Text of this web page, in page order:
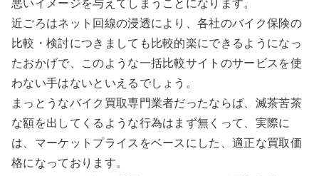
悪いイメージを与えてしまうことになります。
近ごろはネット回線の浸透により、各社のバイク保険の
比較・検討につきましても比較的楽にできるようになっ
たおかげで、このような一括比較サイトのサービスを使
わない手はないといえるでしょう。
まっとうなバイク買取専門業者だったならば、滅茶苦茶
な額を出してくるような行為はまず無くって、実際に
は、マーケットプライスをベースにした、適正な買取価
格になっております。